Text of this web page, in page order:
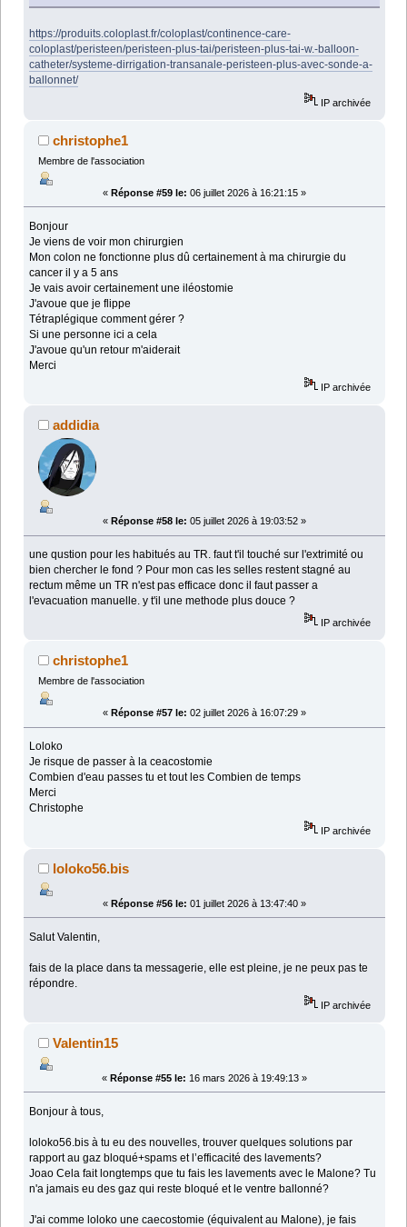
https://produits.coloplast.fr/coloplast/continence-care-
coloplast/peristeen/peristeen-plus-tai/peristeen-plus-tai-w.-balloon-
catheter/systeme-dirrigation-transanale-peristeen-plus-avec-sonde-a-
ballonnet/
IP archivée
christophe1
Membre de l'association
« Réponse #59 le: 06 juillet 2026 à 16:21:15 »
Bonjour
Je viens de voir mon chirurgien
Mon colon ne fonctionne plus dû certainement à ma chirurgie du
cancer il y a 5 ans
Je vais avoir certainement une iléostomie
J'avoue que je flippe
Tétraplégique comment gérer ?
Si une personne ici a cela
J'avoue qu'un retour m'aiderait
Merci
IP archivée
addidia
« Réponse #58 le: 05 juillet 2026 à 19:03:52 »
une qustion pour les habitués au TR. faut t'il touché sur l'extrimité ou
bien chercher le fond ? Pour mon cas les selles restent stagné au
rectum même un TR n'est pas efficace donc il faut passer a
l'evacuation manuelle. y t'il une methode plus douce ?
IP archivée
christophe1
Membre de l'association
« Réponse #57 le: 02 juillet 2026 à 16:07:29 »
Loloko
Je risque de passer à la ceacostomie
Combien d'eau passes tu et tout les Combien de temps
Merci
Christophe
IP archivée
loloko56.bis
« Réponse #56 le: 01 juillet 2026 à 13:47:40 »
Salut Valentin,
fais de la place dans ta messagerie, elle est pleine, je ne peux pas te
répondre.
IP archivée
Valentin15
« Réponse #55 le: 16 mars 2026 à 19:49:13 »
Bonjour à tous,
loloko56.bis à tu eu des nouvelles, trouver quelques solutions par
rapport au gaz bloqué+spams et l’efficacité des lavements?
Joao Cela fait longtemps que tu fais les lavements avec le Malone? Tu
n'a jamais eu des gaz qui reste bloqué et le ventre ballonné?
J'ai comme loloko une caecostomie (équivalent au Malone), je fais